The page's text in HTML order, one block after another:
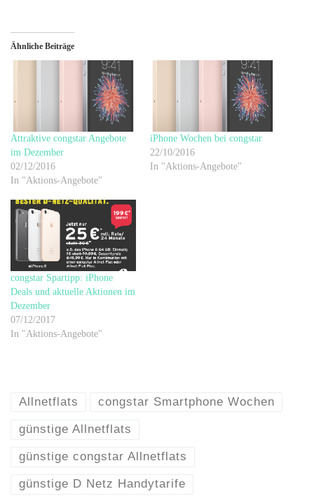
Ähnliche Beiträge
Attraktive congstar Angebote
im Dezember
02/12/2016
In "Aktions-Angebote"
iPhone Wochen bei congstar
22/10/2016
In "Aktions-Angebote"
congstar Spartipp: iPhone
Deals und aktuelle Aktionen im
Dezember
07/12/2017
In "Aktions-Angebote"
Allnetflats congstar Smartphone Wochen
günstige Allnetflats
günstige congstar Allnetflats
günstige D Netz Handytarife